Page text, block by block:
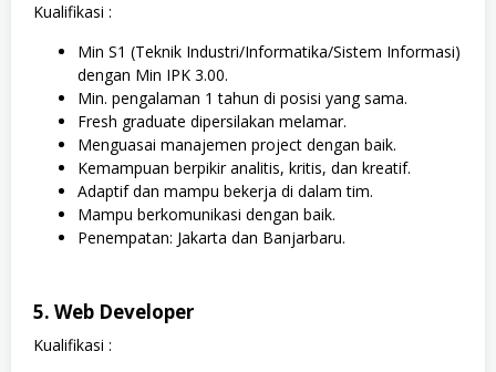
Kualifikasi :
Min S1 (Teknik Industri/Informatika/Sistem Informasi)
dengan Min IPK 3.00.
Min. pengalaman 1 tahun di posisi yang sama.
Fresh graduate dipersilakan melamar.
Menguasai manajemen project dengan baik.
Kemampuan berpikir analitis, kritis, dan kreatif.
Adaptif dan mampu bekerja di dalam tim.
Mampu berkomunikasi dengan baik.
Penempatan: Jakarta dan Banjarbaru.
5. Web Developer
Kualifikasi :